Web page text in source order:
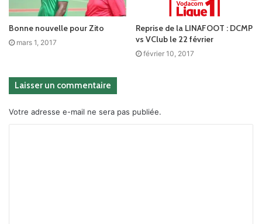
Bonne nouvelle pour Zito
mars 1, 2017
Reprise de la LINAFOOT : DCMP
vs VClub le 22 février
février 10, 2017
Laisser un commentaire
Votre adresse e-mail ne sera pas publiée.